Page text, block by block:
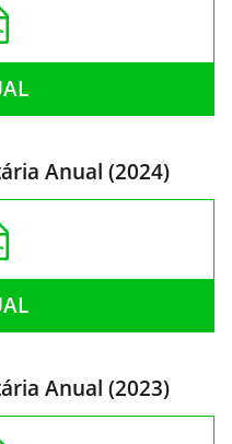
Anual (2024)
Anual (2023)